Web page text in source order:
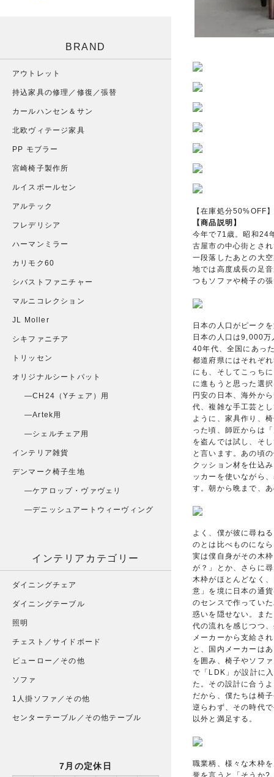
【在庫処分50%OFF
【商品説明】
今年で71歳。昭和24
古屋市の中心街とさ
一段落したあとの大
地では高度成長の足
つもソファや椅子の
日本の人口がピーク
日本の人口は9,000万
40年代、全国にあっ
都道府県にはそれぞ
にも、そしてこっち
に進もうと思った選
円安の日本、海外か
代、複雑な手工芸と
ように、家具作り、
った頃、師匠からは
を盗んでは試し、そ
と言います。あの頃
クッション材を仕込
ッカーを使いながら
す。朝から晩まで、
よく、僕が彼に尋ね
のとは比べものにな
実は僕自身がその木
が？」とか、さらに
木枠がほとんどなく
意」を境に日本の通
のセンスで作ってい
惑いを隠せない。ま
代の流れを感じつつ
メーカーから支給さ
と、国内メーカーは
を囲み、椅子やソフ
で「LDK」が設計に
た。その設計に合う
だから、僕たちは椅
逆らわず、その時代
以外と満足する。
職業柄、様々な木枠
誉を言うと「そうか?
BRAND
アウトレット
持込家具の修理／修復／張替
カールハンセン＆サン
北欧ヴィテージ家具
PP モブラー
宮崎椅子製作所
ルイスポールセン
アルテック
フレデリシア
ハーマンミラー
カリモク60
シバストファニチャー
マルニコレクション
JL Moller
シキファニチア
トリッセン
オリジナルシートパット
CH24（Yチェア）用
Artek用
シェルチェア用
インテリア雑貨
デンマーク椅子生地
ケアロップ・ヴァヴェリ
デニッシュアートウィーヴィング
インテリアカテゴリー
ダイニングチェア
ダイニングテーブル
照明
チェスト／サイドボード
ビューロー／その他
ソファ
1人掛ソファ／その他
センターテーブル／その他テーブル
7月の定休日